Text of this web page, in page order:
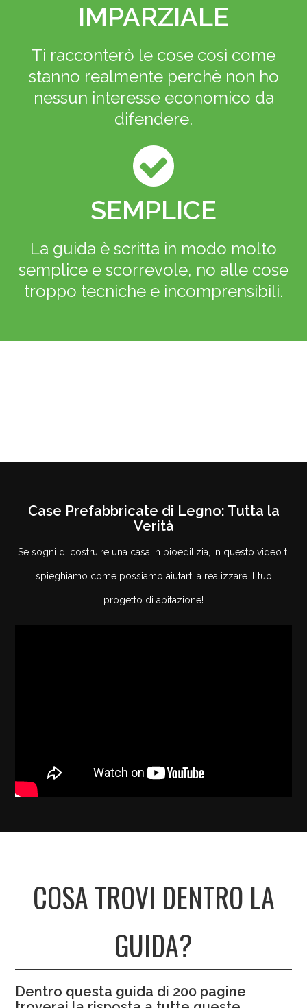
IMPARZIALE
Ti racconterò le cose così come
stanno realmente perchè non ho
nessun interesse economico da
difendere.
SEMPLICE
La guida è scritta in modo molto
semplice e scorrevole, no alle cose
troppo tecniche e incomprensibili.
Case Prefabbricate di Legno: Tutta la
Verità
Se sogni di costruire una casa in bioedilizia, in questo video ti
spieghiamo come possiamo aiutarti a realizzare il tuo
progetto di abitazione!
COSA TROVI DENTRO LA
GUIDA?
Dentro questa guida di 200 pagine